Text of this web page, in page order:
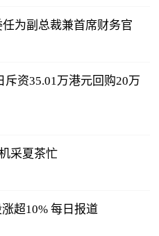
为副总裁兼首席财务官
资35.01万港元回购20万
采夏茶忙
超10% 每日报道